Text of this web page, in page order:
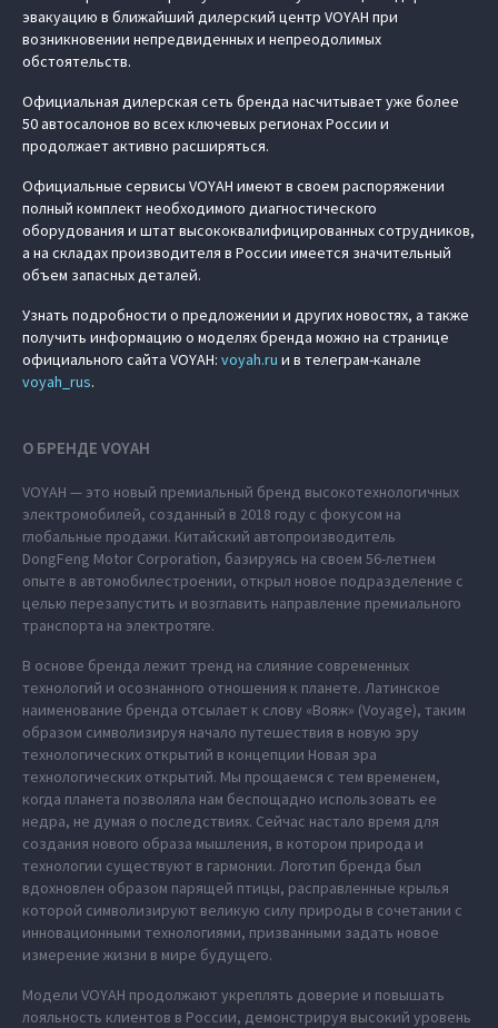
эвакуацию в ближайший дилерский центр VOYAH при
возникновении непредвиденных и непреодолимых
обстоятельств.
Официальная дилерская сеть бренда насчитывает уже более
50 автосалонов во всех ключевых регионах России и
продолжает активно расширяться.
Официальные сервисы VOYAH имеют в своем распоряжении
полный комплект необходимого диагностического
оборудования и штат высококвалифицированных сотрудников,
а на складах производителя в России имеется значительный
объем запасных деталей.
Узнать подробности о предложении и других новостях, а также
получить информацию о моделях бренда можно на странице
официального сайта VOYAH: voyah.ru и в телеграм-канале
voyah_rus.
О БРЕНДЕ VOYAH
VOYAH — это новый премиальный бренд высокотехнологичных
электромобилей, созданный в 2018 году с фокусом на
глобальные продажи. Китайский автопроизводитель
DongFeng Motor Corporation, базируясь на своем 56-летнем
опыте в автомобилестроении, открыл новое подразделение с
целью перезапустить и возглавить направление премиального
транспорта на электротяге.
В основе бренда лежит тренд на слияние современных
технологий и осознанного отношения к планете. Латинское
наименование бренда отсылает к слову «Вояж» (Voyage), таким
образом символизируя начало путешествия в новую эру
технологических открытий в концепции Новая эра
технологических открытий. Мы прощаемся с тем временем,
когда планета позволяла нам беспощадно использовать ее
недра, не думая о последствиях. Сейчас настало время для
создания нового образа мышления, в котором природа и
технологии существуют в гармонии. Логотип бренда был
вдохновлен образом парящей птицы, расправленные крылья
которой символизируют великую силу природы в сочетании с
инновационными технологиями, призванными задать новое
измерение жизни в мире будущего.
Модели VOYAH продолжают укреплять доверие и повышать
лояльность клиентов в России, демонстрируя высокий уровень